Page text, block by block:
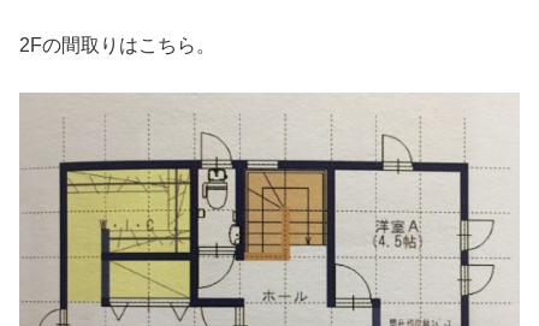
2Fの間取りはこちら。